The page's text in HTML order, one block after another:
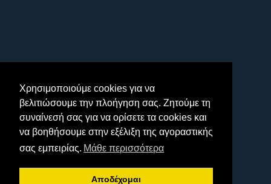
Χρησιμοποιούμε cookies για να
βελιτιώσουμε την πλοήγηση σας. Ζητούμε τη
συναίνεσή σας για να ορίσετε τα cookies και
να βοηθήσουμε στην εξέλιξη της αγοραστικής
σας εμπειρίας. Μάθε περισσότερα
Αποδέχομαι